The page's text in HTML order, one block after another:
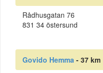
Rådhusgatan 76
831 34 östersund
Govido Hemma - 37 km